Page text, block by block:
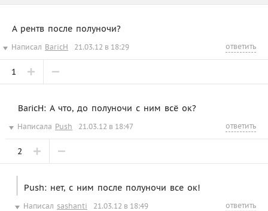
А рентв после полуночи?
Написал BaricH 21.03.12 в 18:29 ответить
1
BaricH: А что, до полуночи с ним всё ок?
Написала Push 21.03.12 в 18:47 ответить
2
Push: нет, с ним после полуночи все ок!
Написал sashanti 21.03.12 в 18:49 ответить